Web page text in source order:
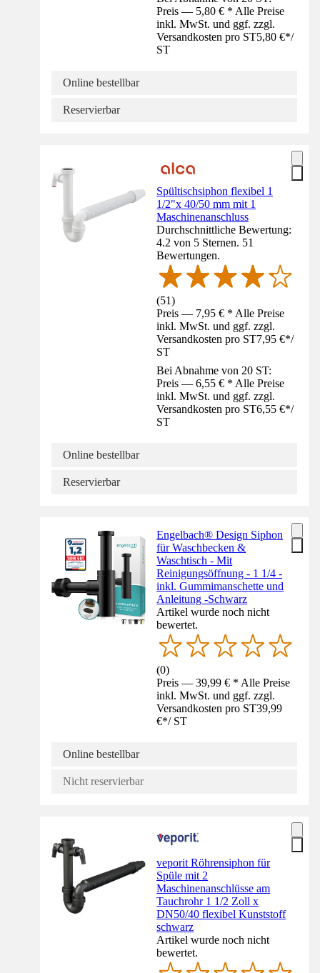
Preis — 5,80 € * Alle Preise
inkl. MwSt. und ggf. zzgl.
Versandkosten pro ST5,80 €*/
ST
Online bestellbar
Reservierbar
Spültischsiphon flexibel 1
1/2"x 40/50 mm mit 1
Maschinenanschluss
Durchschnittliche Bewertung:
4.2 von 5 Sternen. 51
Bewertungen.
(51)
Preis — 7,95 € * Alle Preise
inkl. MwSt. und ggf. zzgl.
Versandkosten pro ST7,95 €*/
ST
Bei Abnahme von 20 ST:
Preis — 6,55 € * Alle Preise
inkl. MwSt. und ggf. zzgl.
Versandkosten pro ST6,55 €*/
ST
Online bestellbar
Reservierbar
Engelbach® Design Siphon
für Waschbecken &
Waschtisch - Mit
Reinigungsöffnung - 1 1/4 -
inkl. Gummimanschette und
Anleitung -Schwarz
Artikel wurde noch nicht
bewertet.
(0)
Preis — 39,99 € * Alle Preise
inkl. MwSt. und ggf. zzgl.
Versandkosten pro ST39,99
€*/ ST
Online bestellbar
Nicht reservierbar
veporit Röhrensiphon für
Spüle mit 2
Maschinenanschlüsse am
Tauchrohr 1 1/2 Zoll x
DN50/40 flexibel Kunststoff
schwarz
Artikel wurde noch nicht
bewertet.